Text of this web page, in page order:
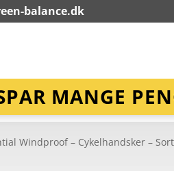
balance.dk
MANGE
Windproof – Cykelhandsker – Sort